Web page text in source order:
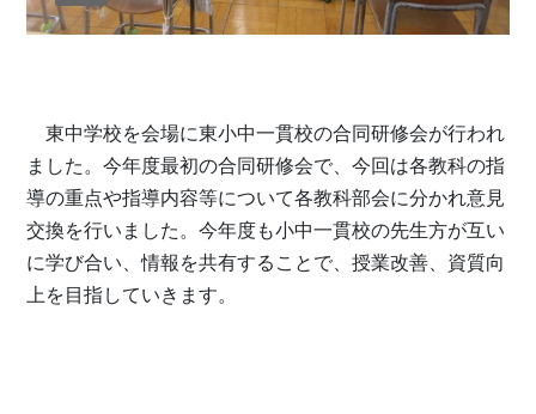
東中学校を会場に東小中一貫校の合同研修会が行われ
ました。今年度最初の合同研修会で、今回は各教科の指
導の重点や指導内容等について各教科部会に分かれ意見
交換を行いました。今年度も小中一貫校の先生方が互い
に学び合い、情報を共有することで、授業改善、資質向
上を目指していきます。